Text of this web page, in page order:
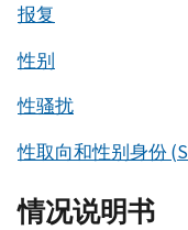
报复
性别
性骚扰
性取向和性别身份
情况说明书